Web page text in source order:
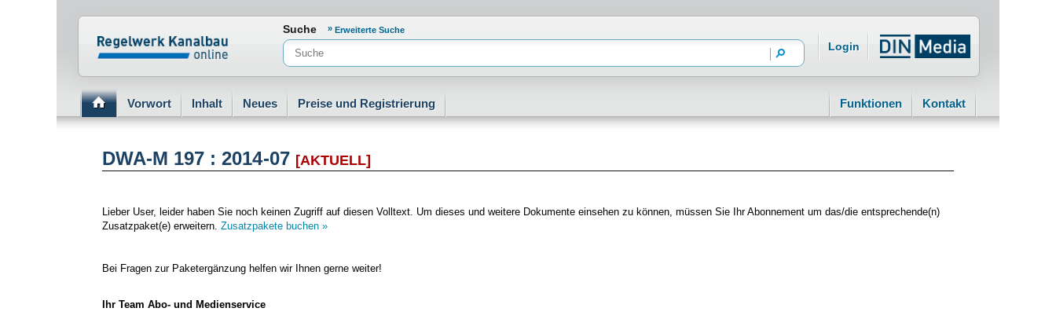
Normenportal Barrierefreiheit
Suche Erweiterte Suche
Login
Vorwort Inhalt Neues Preise und Registrierung Funktionen Kontakt
DWA-M 197 : 2014-07 [AKTUELL]
Lieber User, leider haben Sie noch keinen Zugriff auf diesen Volltext. Um dieses und weitere Dokumente einsehen zu können, müssen Sie Ihr Abonnement um das/die entsprechende(n)
Zusatzpaket(e) erweitern. Zusatzpakete buchen »
Bei Fragen zur Paketergänzung helfen wir Ihnen gerne weiter!
Ihr Team Abo- und Medienservice